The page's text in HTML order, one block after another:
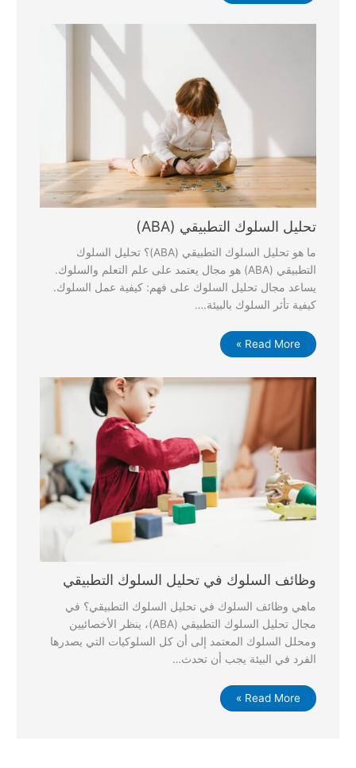
تحليل السلوك التطبيقي (ABA)
ما هو تحليل السلوك التطبيقي (ABA)؟ تحليل السلوك
التطبيقي (ABA) هو مجال يعتمد على علم التعلم والسلوك.
يساعد مجال تحليل السلوك على فهم: كيفية عمل السلوك.
كيفية تأثر السلوك بالبيئة.…
Read More »
وظائف السلوك في تحليل السلوك التطبيقي
ماهي وظائف السلوك في تحليل السلوك التطبيقي؟ في
مجال تحليل السلوك التطبيقي (ABA)، ينظر الأخصائيين
ومحلل السلوك المعتمد إلى أن كل السلوكيات التي يصدرها
الفرد في البيئة يجب أن تحدث…
Read More »